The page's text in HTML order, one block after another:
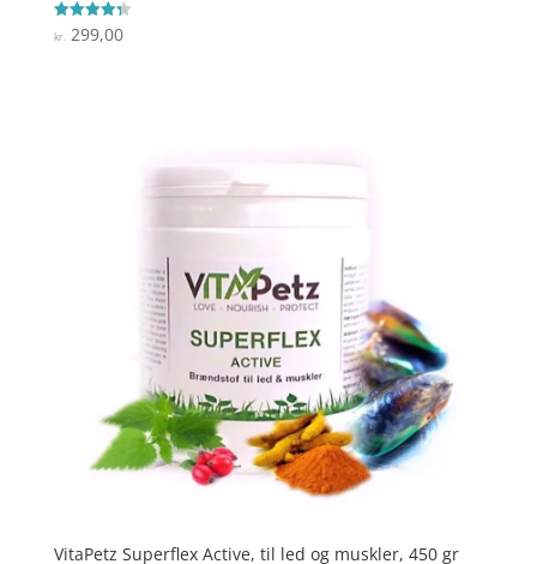
Vurderet
4.3
kr. 299,00
VitaPetz Superflex Active, til led og muskler, 450 gr